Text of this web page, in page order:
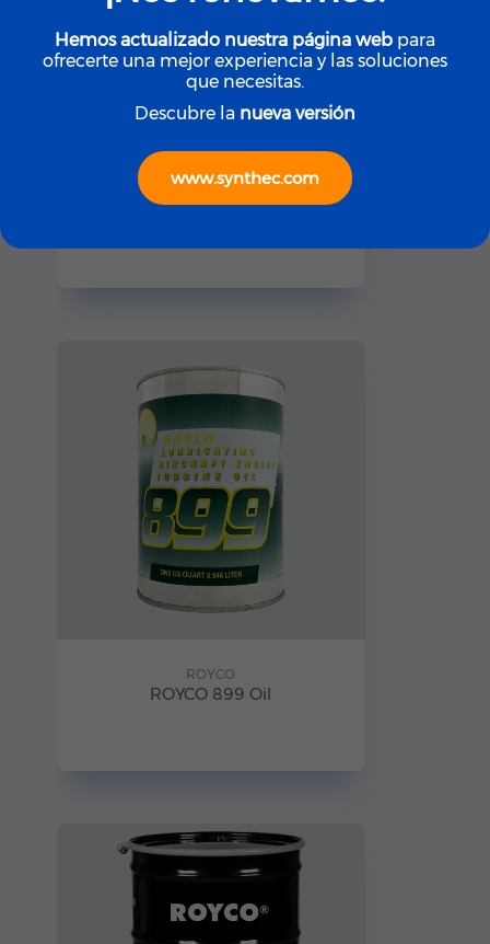
ROYCO
ROYCO LGF (Yellow)
ROYCO
ROYCO 899 Oil
Hemos actualizado nuestra página web para
ofrecerte una mejor experiencia y las soluciones
que necesitas.
Descubre la nueva versión
www.synthec.com